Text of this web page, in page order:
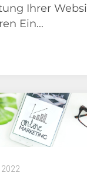
Ihrer
Ein...